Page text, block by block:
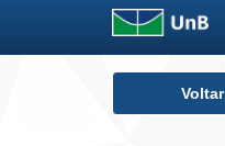
Voltar